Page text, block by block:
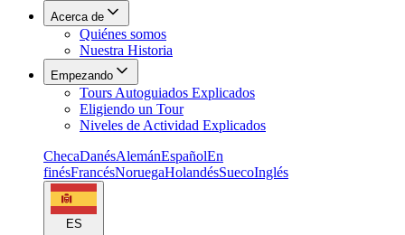
Acerca de
Quiénes somos
Nuestra Historia
Empezando
Tours Autoguiados Explicados
Eligiendo un Tour
Niveles de Actividad Explicados
ChecaDanésAlemánEspañolEn
finésFrancésNoruegaHolandésSuecoInglés
ES